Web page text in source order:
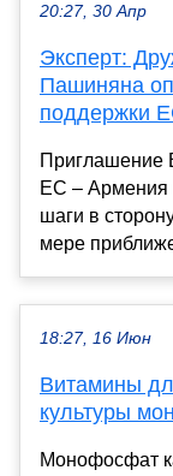
20:27, 30 Апр
Эксперт:
Пашиняна
поддержки
Приглашение
ЕС – Армения
шаги в
мере
18:27, 16 Июн
Витамины
культуры
Монофосфат